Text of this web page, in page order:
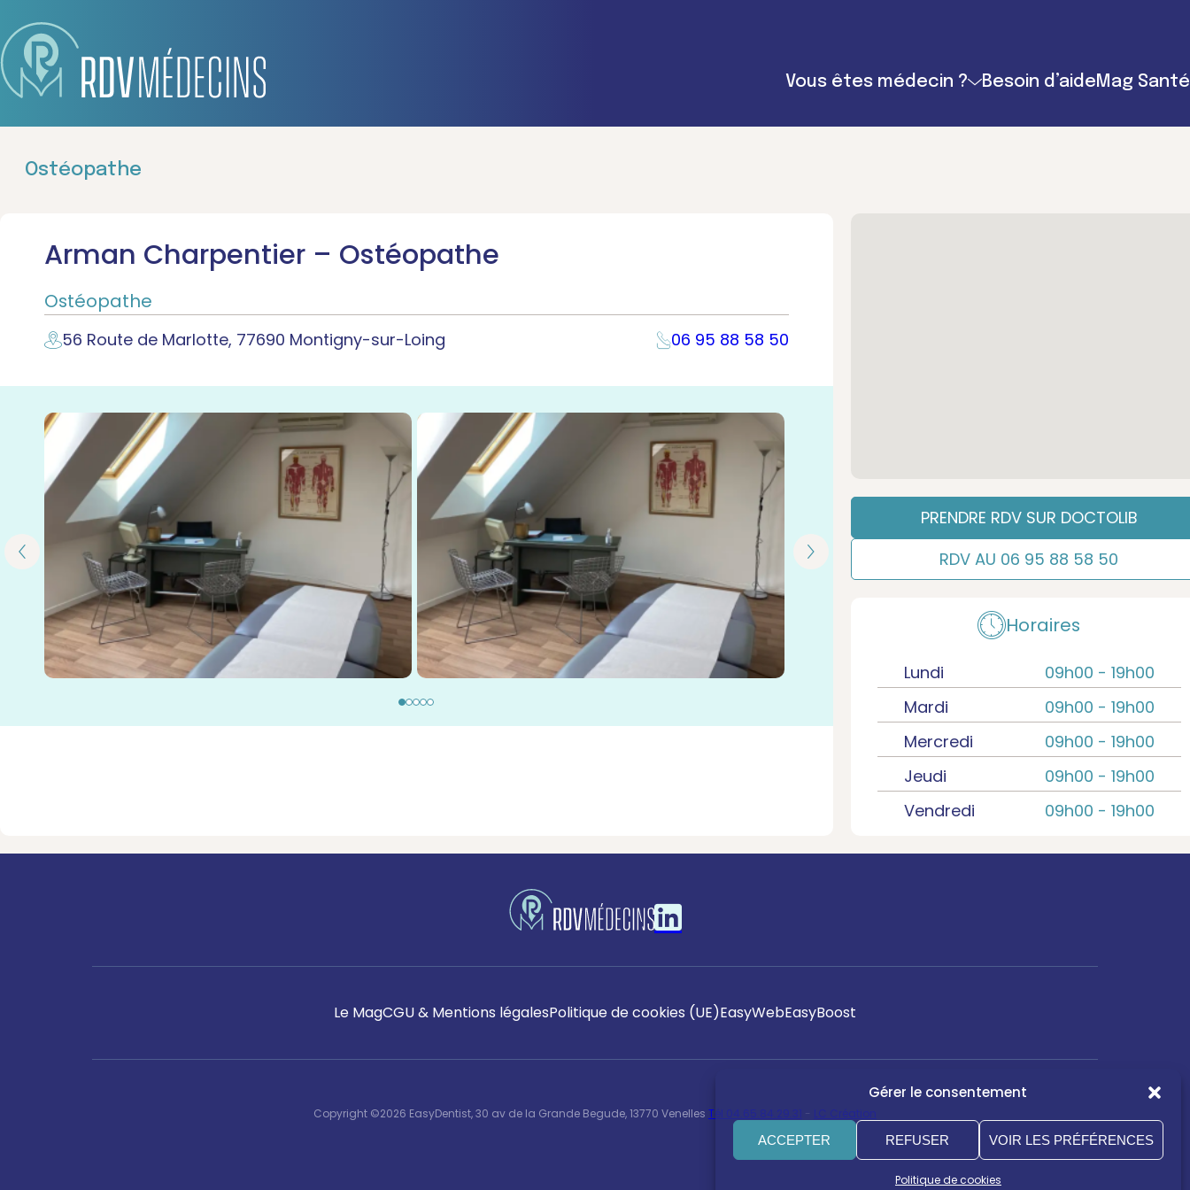
Gérer le consentement
ACCEPTER REFUSER VOIR LES PRÉFÉRENCES
Politique de cookies
Vous êtes médecin ? Besoin d’aideMag Santé
Ostéopathe
Arman Charpentier – Ostéopathe
Ostéopathe
56 Route de Marlotte, 77690 Montigny-sur-Loing 06 95 88 58 50
PRENDRE RDV SUR DOCTOLIB
RDV AU 06 95 88 58 50
Horaires
Lundi 09h00 - 19h00
Mardi
09h00 - 19h00
Mercredi
09h00 - 19h00
Jeudi
09h00 - 19h00
Vendredi
09h00 - 19h00
Le MagCGU & Mentions légalesPolitique de cookies (UE)EasyWebEasyBoost
Copyright ©2026 EasyDentist, 30 av de la Grande Begude, 13770 Venelles Tél 04.65.84.29.31 - LC Création